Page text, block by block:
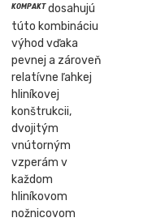
KOMPAKTdosahujú
túto kombináciu
výhod vďaka
pevnej a zároveň
relatívne ľahkej
hliníkovej
konštrukcii,
dvojitým
vnútorným
vzperám v
každom
hliníkovom
nožnicovom